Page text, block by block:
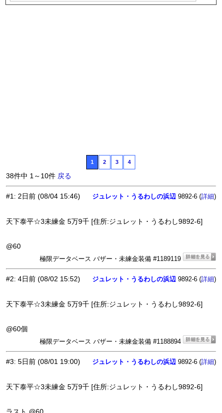
1 2 3 4
38件中 1～10件 戻る
#1: 2日前 (08/04 15:46) ジュレット・うるわしの浜辺 9892-6 (詳細)
天下泰平☆3未練金 5万9千 [住所:ジュレット・うるわし9892-6]
@60
極限データベース バザー・未練金装備 #1189119
#2: 4日前 (08/02 15:52) ジュレット・うるわしの浜辺 9892-6 (詳細)
天下泰平☆3未練金 5万9千 [住所:ジュレット・うるわし9892-6]
@60個
極限データベース バザー・未練金装備 #1188894
#3: 5日前 (08/01 19:00) ジュレット・うるわしの浜辺 9892-6 (詳細)
天下泰平☆3未練金 5万9千 [住所:ジュレット・うるわし9892-6]